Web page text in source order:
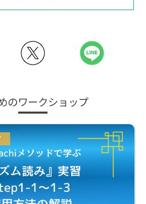
のワークショップ